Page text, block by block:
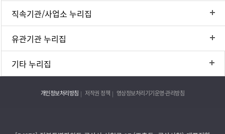
직속기관/사업소 누리집
유관기관 누리집
기타 누리집
개인정보처리방침 저작권 정책 영상정보처리기기운영·관리방침